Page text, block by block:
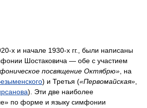
х и начале 1930-х гг., были написаны
Шостаковича — обе с участием
посвящение Октябрю», на
) и Третья («Первомайская»,
). Эти две наиболее
по форме и языку симфонии